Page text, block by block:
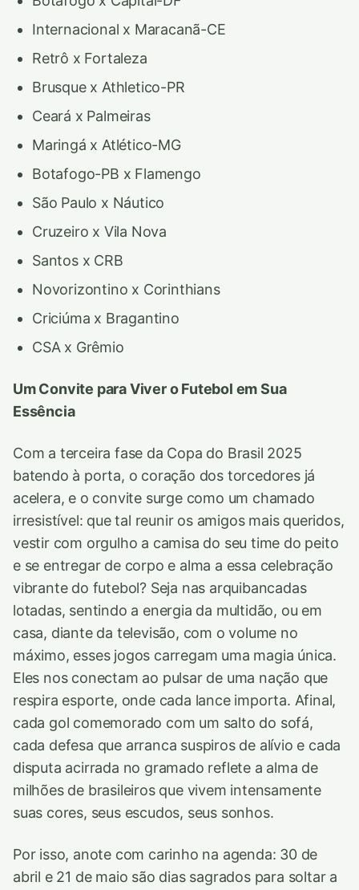
Internacional x Maracanã-CE
Retrô x Fortaleza
Brusque x Athletico-PR
Ceará x Palmeiras
Maringá x Atlético-MG
Botafogo-PB x Flamengo
São Paulo x Náutico
Cruzeiro x Vila Nova
Santos x CRB
Novorizontino x Corinthians
Criciúma x Bragantino
CSA x Grêmio
Um Convite para Viver o Futebol em Sua
Essência
Com a terceira fase da Copa do Brasil 2025
batendo à porta, o coração dos torcedores já
acelera, e o convite surge como um chamado
irresistível: que tal reunir os amigos mais queridos,
vestir com orgulho a camisa do seu time do peito
e se entregar de corpo e alma a essa celebração
vibrante do futebol? Seja nas arquibancadas
lotadas, sentindo a energia da multidão, ou em
casa, diante da televisão, com o volume no
máximo, esses jogos carregam uma magia única.
Eles nos conectam ao pulsar de uma nação que
respira esporte, onde cada lance importa. Afinal,
cada gol comemorado com um salto do sofá,
cada defesa que arranca suspiros de alívio e cada
disputa acirrada no gramado reflete a alma de
milhões de brasileiros que vivem intensamente
suas cores, seus escudos, seus sonhos.
Por isso, anote com carinho na agenda: 30 de
abril e 21 de maio são dias sagrados para soltar a